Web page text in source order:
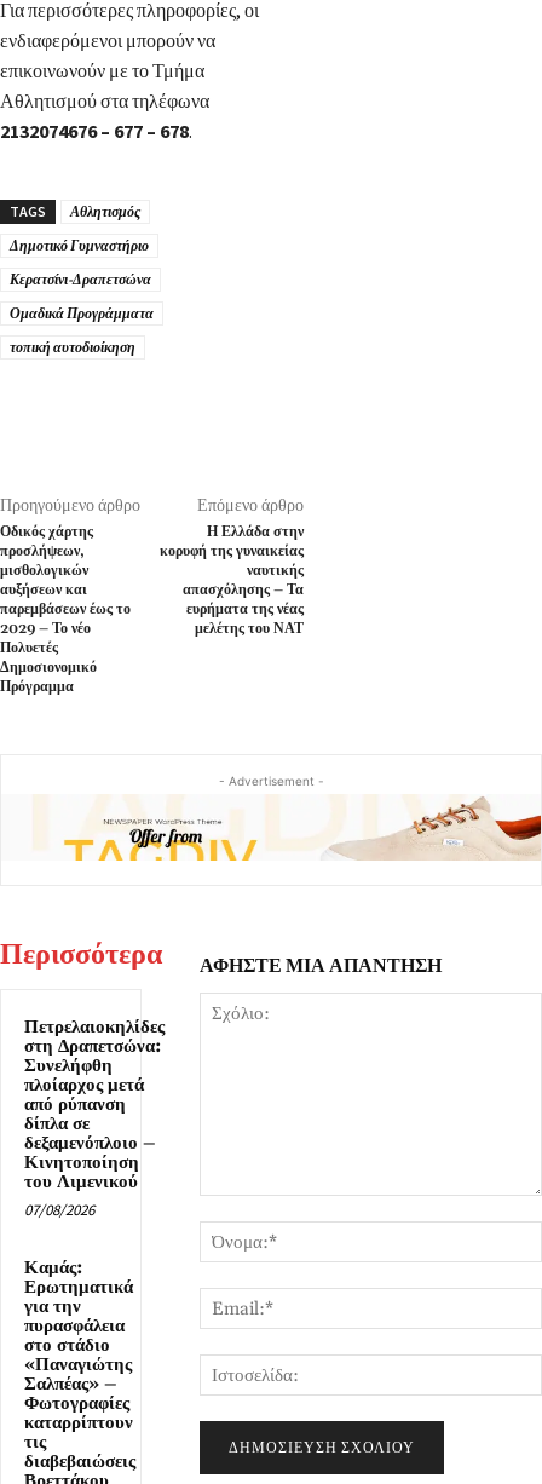
Για περισσότερες πληροφορίες, οι
ενδιαφερόμενοι μπορούν να
επικοινωνούν με το Τμήμα
Αθλητισμού στα τηλέφωνα
2132074676 – 677 – 678.
TAGS
Αθλητισμός
Δημοτικό Γυμναστήριο
Κερατσίνι-Δραπετσώνα
Ομαδικά Προγράμματα
τοπική αυτοδιοίκηση
Προηγούμενο άρθρο
Οδικός χάρτης
προσλήψεων,
μισθολογικών
αυξήσεων και
παρεμβάσεων έως το
2029 – Το νέο
Πολυετές
Δημοσιονομικό
Πρόγραμμα
Επόμενο άρθρο
Η Ελλάδα στην
κορυφή της γυναικείας
ναυτικής
απασχόλησης – Τα
ευρήματα της νέας
μελέτης του ΝΑΤ
- Advertisement -
Περισσότερα
Πετρελαιοκηλίδες
στη Δραπετσώνα:
Συνελήφθη
πλοίαρχος μετά
από ρύπανση
δίπλα σε
δεξαμενόπλοιο –
Κινητοποίηση
του Λιμενικού
07/08/2026
Καμάς:
Ερωτηματικά
για την
πυρασφάλεια
στο στάδιο
«Παναγιώτης
Σαλπέας» –
Φωτογραφίες
καταρρίπτουν
τις
διαβεβαιώσεις
ΑΦΗΣΤΕ ΜΙΑ ΑΠΑΝΤΗΣΗ